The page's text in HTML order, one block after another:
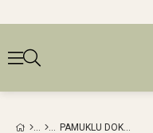
PAMUKLU DOKUMA LACIVERT RENKTE (EN 145 CM X BOY 250 CM)